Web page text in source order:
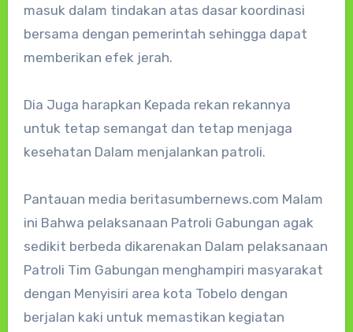
masuk dalam tindakan atas dasar koordinasi
bersama dengan pemerintah sehingga dapat
memberikan efek jerah.
Dia Juga harapkan Kepada rekan rekannya
untuk tetap semangat dan tetap menjaga
kesehatan Dalam menjalankan patroli.
Pantauan media beritasumbernews.com Malam
ini Bahwa pelaksanaan Patroli Gabungan agak
sedikit berbeda dikarenakan Dalam pelaksanaan
Patroli Tim Gabungan menghampiri masyarakat
dengan Menyisiri area kota Tobelo dengan
berjalan kaki untuk memastikan kegiatan